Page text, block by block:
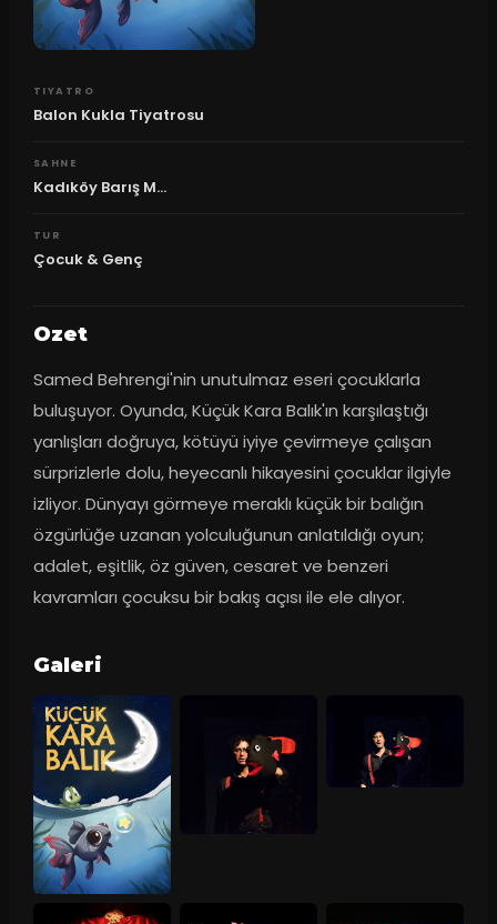
TIYATRO
Balon Kukla Tiyatrosu
SAHNE
Kadıköy Barış M...
TUR
Çocuk & Genç
Ozet
Samed Behrengi'nin unutulmaz eseri çocuklarla
buluşuyor. Oyunda, Küçük Kara Balık'ın karşılaştığı
yanlışları doğruya, kötüyü iyiye çevirmeye çalışan
sürprizlerle dolu, heyecanlı hikayesini çocuklar ilgiyle
izliyor. Dünyayı görmeye meraklı küçük bir balığın
özgürlüğe uzanan yolculuğunun anlatıldığı oyun;
adalet, eşitlik, öz güven, cesaret ve benzeri
kavramları çocuksu bir bakış açısı ile ele alıyor.
Galeri